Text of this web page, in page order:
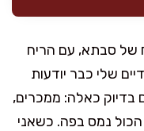
של סבתא, עם הריח
שלי כבר יודעות
בדיוק כאלה: ממכרים,
נמס בפה. כשאני